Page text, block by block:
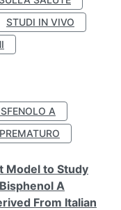
STUDI IN VIVO
A
Model to Study
A
From Italian